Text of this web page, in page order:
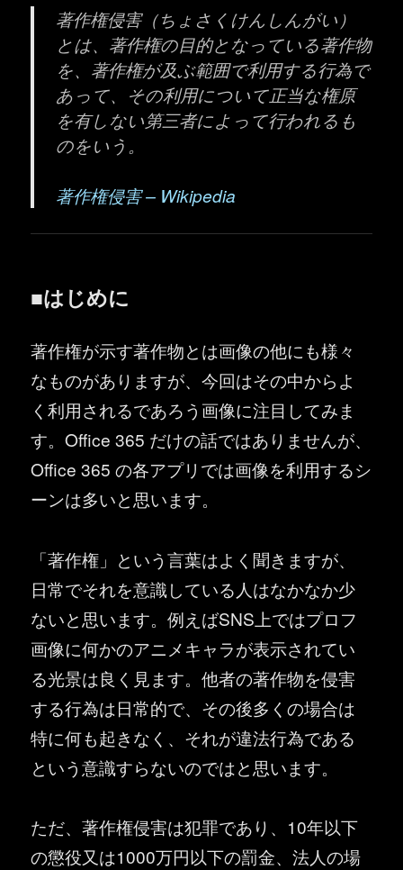
著作権侵害（ちょさくけんしんがい）
とは、著作権の目的となっている著作物
を、著作権が及ぶ範囲で利用する行為で
あって、その利用について正当な権原
を有しない第三者によって行われるも
のをいう。
著作権侵害 – Wikipedia
■はじめに
著作権が示す著作物とは画像の他にも様々
なものがありますが、今回はその中からよ
く利用されるであろう画像に注目してみま
す。Office 365 だけの話ではありませんが、
Office 365 の各アプリでは画像を利用するシ
ーンは多いと思います。
「著作権」という言葉はよく聞きますが、
日常でそれを意識している人はなかなか少
ないと思います。例えばSNS上ではプロフ
画像に何かのアニメキャラが表示されてい
る光景は良く見ます。他者の著作物を侵害
する行為は日常的で、その後多くの場合は
特に何も起きなく、それが違法行為である
という意識すらないのではと思います。
ただ、著作権侵害は犯罪であり、10年以下
の懲役又は1000万円以下の罰金、法人の場